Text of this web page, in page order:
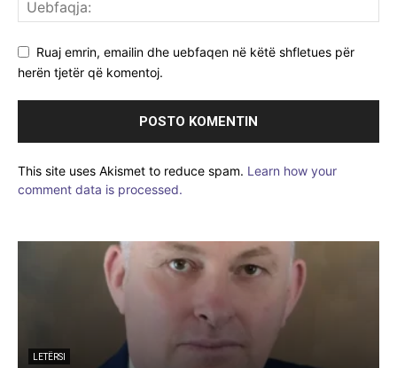
Ruaj emrin, emailin dhe uebfaqen në këtë shfletues për
herën tjetër që komentoj.
This site uses Akismet to reduce spam. Learn how your
comment data is processed.
LETËRSI